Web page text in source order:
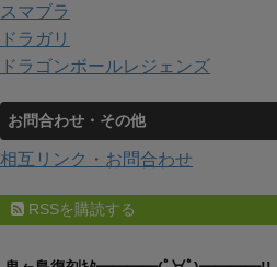
スマブラ
ドラガリ
ドラゴンボールレジェンズ
お問合わせ・その他
相互リンク・お問合わせ
RSSを購読する